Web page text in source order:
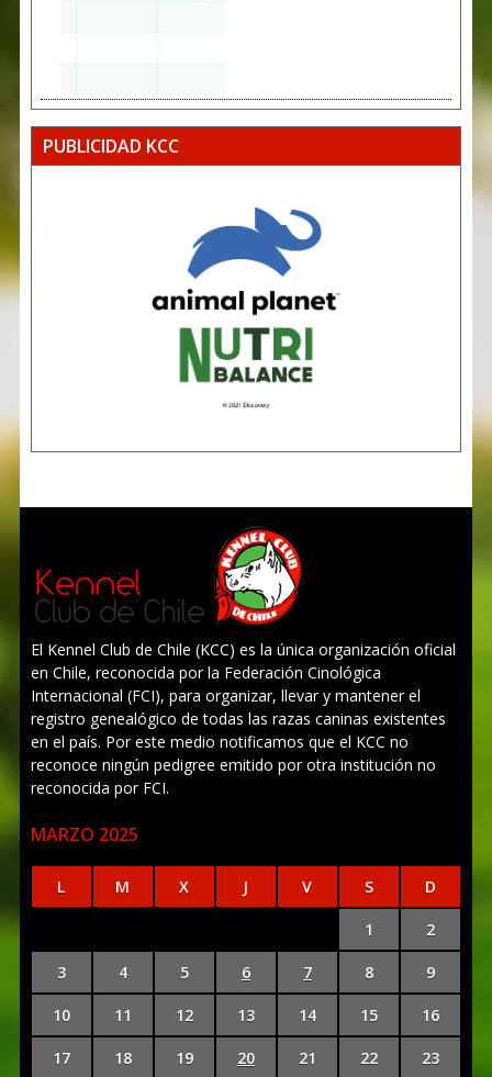
PUBLICIDAD KCC
El Kennel Club de Chile (KCC) es la única organización oficial
en Chile, reconocida por la Federación Cinológica
Internacional (FCI), para organizar, llevar y mantener el
registro genealógico de todas las razas caninas existentes
en el país. Por este medio notificamos que el KCC no
reconoce ningún pedigree emitido por otra institución no
reconocida por FCI.
MARZO 2025
L M X J V S D
1 2
3 4 5 6 7 8 9
10 11 12 13 14 15 16
17 18 19 20 21 22 23